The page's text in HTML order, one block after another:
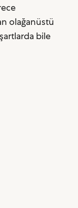
olağanüstü
bile